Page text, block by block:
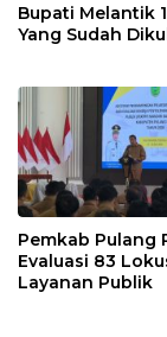
Bupati Melantik
Yang Sudah
Pemkab Pulang
Evaluasi 83
Layanan Publik